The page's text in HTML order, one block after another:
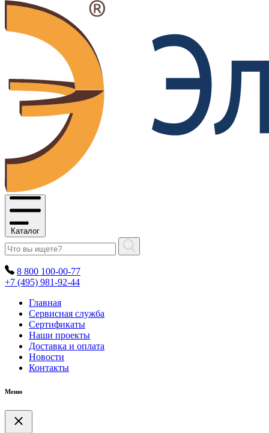
Каталог
8 800 100-00-77
+7 (495) 981-92-44
Главная
Сервисная служба
Сертификаты
Наши проекты
Доставка и оплата
Новости
Контакты
Меню